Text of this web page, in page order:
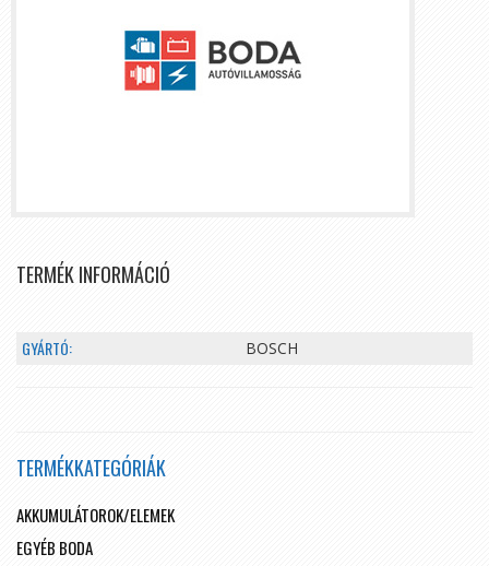
TERMÉK INFORMÁCIÓ
GYÁRTÓ: BOSCH
TERMÉKKATEGÓRIÁK
AKKUMULÁTOROK/ELEMEK
EGYÉB BODA